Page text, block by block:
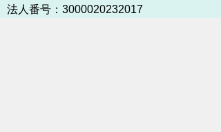
法人番号：3000020232017